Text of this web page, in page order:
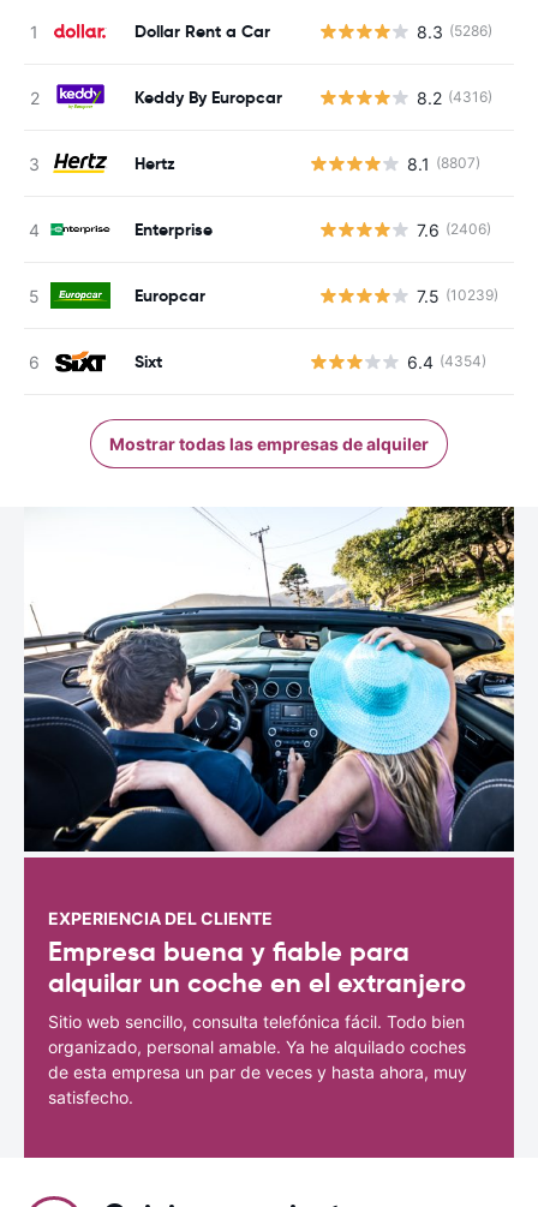
Dollar Rent a Car 8.3 (5286)
Keddy By Europcar 8.2 (4316)
Hertz 8.1 (8807)
Enterprise 7.6 (2406)
Europcar 7.5 (10239)
Sixt 6.4 (4354)
Mostrar todas las empresas de alquiler
EXPERIENCIA DEL CLIENTE
Empresa buena y fiable para
alquilar un coche en el extranjero
Sitio web sencillo, consulta telefónica fácil. Todo bien
organizado, personal amable. Ya he alquilado coches
de esta empresa un par de veces y hasta ahora, muy
satisfecho.